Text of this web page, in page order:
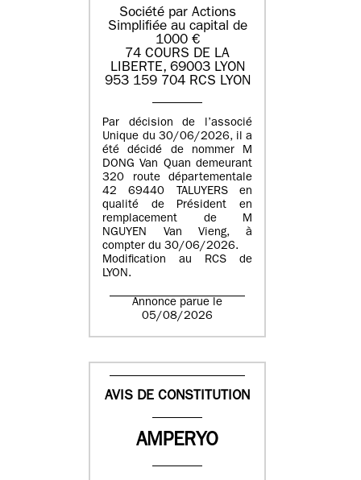
Société par Actions
Simplifiée au capital de
1000 €
74 COURS DE LA
LIBERTE, 69003 LYON
953 159 704 RCS LYON
Par décision de l’associé
Unique du 30/06/2026, il a
été décidé de nommer M
DONG Van Quan demeurant
320 route départementale
42 69440 TALUYERS en
qualité de Président en
remplacement de M
NGUYEN Van Vieng, à
compter du 30/06/2026.
Modification au RCS de
LYON.
Annonce parue le
05/08/2026
AVIS DE CONSTITUTION
AMPERYO